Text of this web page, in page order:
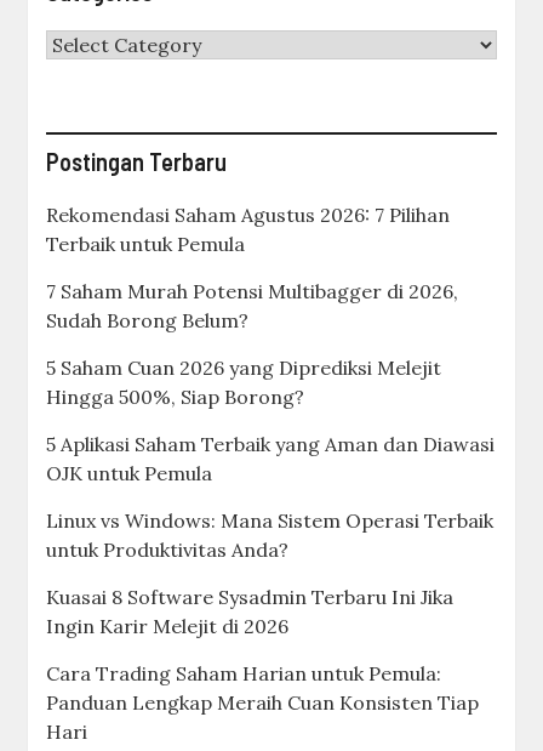
Categories
Postingan Terbaru
Rekomendasi Saham Agustus 2026: 7 Pilihan
Terbaik untuk Pemula
7 Saham Murah Potensi Multibagger di 2026,
Sudah Borong Belum?
5 Saham Cuan 2026 yang Diprediksi Melejit
Hingga 500%, Siap Borong?
5 Aplikasi Saham Terbaik yang Aman dan Diawasi
OJK untuk Pemula
Linux vs Windows: Mana Sistem Operasi Terbaik
untuk Produktivitas Anda?
Kuasai 8 Software Sysadmin Terbaru Ini Jika
Ingin Karir Melejit di 2026
Cara Trading Saham Harian untuk Pemula:
Panduan Lengkap Meraih Cuan Konsisten Tiap
Hari